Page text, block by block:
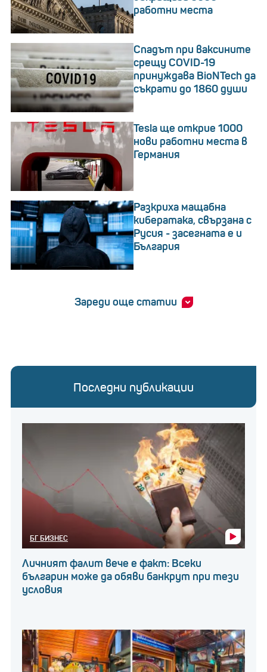
работни места
Спадът при ваксините
срещу COVID-19
принуждава BioNTech да
съкрати до 1860 души
Tesla ще открие 1000
нови работни места в
Германия
Разкриха мащабна
кибератака, свързана с
Русия - засегната е и
България
Зареди още статии
Последни публикации
БГ БИЗНЕС
Личният фалит вече е факт: Всеки
българин може да обяви банкрут при тези
условия